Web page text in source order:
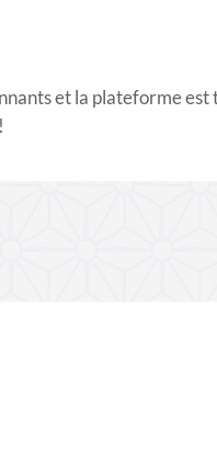
et la plateforme